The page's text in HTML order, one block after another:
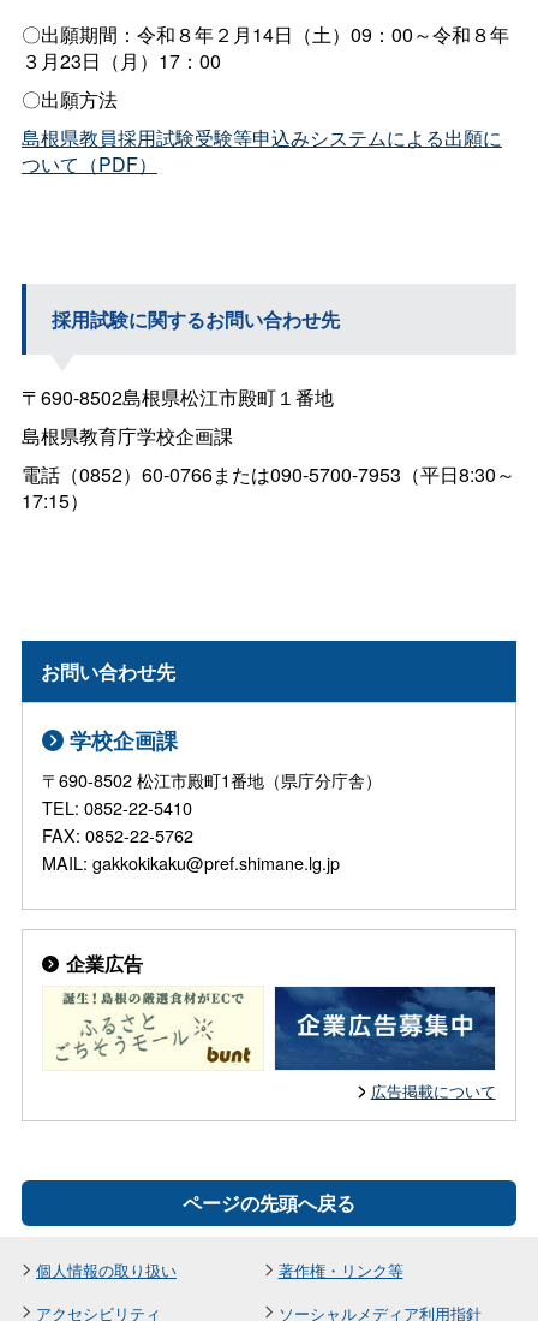
〇出願期間：令和８年２月14日（土）09：00～令和８年
３月23日（月）17：00
〇出願方法
島根県教員採用試験受験等申込みシステムによる出願に
ついて（PDF）
採用試験に関するお問い合わせ先
〒690-8502島根県松江市殿町１番地
島根県教育庁学校企画課
電話（0852）60-0766または090-5700-7953（平日8:30～
17:15）
お問い合わせ先
学校企画課
〒690-8502 松江市殿町1番地（県庁分庁舎）
TEL: 0852-22-5410
FAX: 0852-22-5762
MAIL: gakkokikaku@pref.shimane.lg.jp
企業広告
広告掲載について
ページの先頭へ戻る
個人情報の取り扱い
著作権・リンク等
アクセシビリティ
ソーシャルメディア利用指針